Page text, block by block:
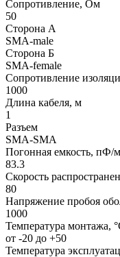
Сопротивление, Ом
50
Сторона А
SMA-male
Сторона Б
SMA-female
Сопротивление
1000
Длина кабеля, м
1
Разъем
SMA-SMA
Погонная емкость, пФ/м
83.3
Скорость
80
Напряжение пробоя
1000
Температура монтажа,
от -20 до +50
Температура